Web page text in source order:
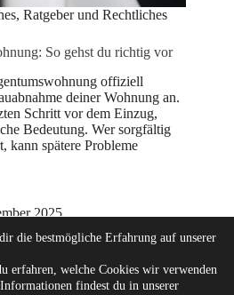
, Ratgeber und Rechtliches
So gehst du richtig vor
offiziell
deiner Wohnung an.
Schritt vor dem Einzug,
Bedeutung. Wer sorgfältig
kann spätere Probleme
2025
die bestmögliche Erfahrung auf unserer
erfahren, welche Cookies wir verwenden
findest du in unserer